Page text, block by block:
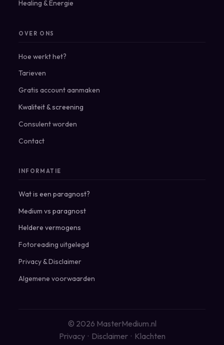
Healing & Energie
OVER ONS
Hoe werkt het?
Tarieven
Gratis account aanmaken
Kwaliteit & screening
Consulent worden
Contact
INFORMATIE
Wat is een paragnost?
Medium vs paragnost
Heldere vermogens
Fotoreading uitgelegd
Privacy&Disclaimer
Algemene voorwaarden
© 2026 MasterMedium.nl
Privacy· Disclaimer· Klachten